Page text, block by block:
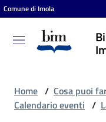
Vai al contenuto
Vai alla navigazione
Vai al footer
Comune di Imola
Biblioteca
comunale
Home / Cosa puoi
Calendario eventi /